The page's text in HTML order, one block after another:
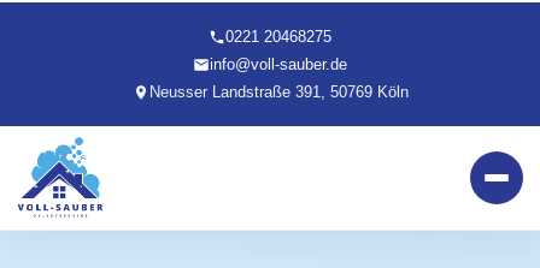
0221 20468275
info@voll-sauber.de
Neusser Landstraße 391, 50769 Köln